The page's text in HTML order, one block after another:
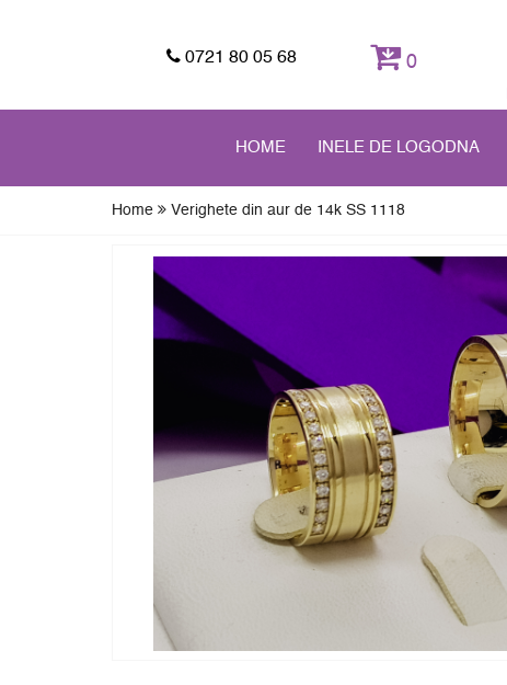
0721 80 05 68 0
HOME INELE DE LOGODNA
Home Verighete din aur de 14k SS 1118